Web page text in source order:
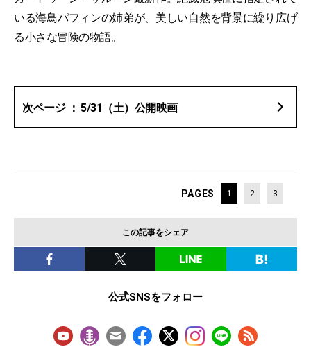
いる海鳥パフィンの姉弟が、美しい自然を背景に繰り広げ
る小さな冒険の物語。
5/31（土）公開映画
PAGES 1 2 3
この記事をシェア
公式SNSをフォロー